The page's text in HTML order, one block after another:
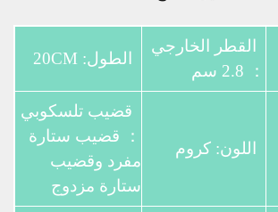
القطر الخارجي
： 2.8 سم
الطول: 20CM
اللون: كروم
قضيب تلسكوبي
： قضيب ستارة
مفرد وقضيب
ستارة مزدوج